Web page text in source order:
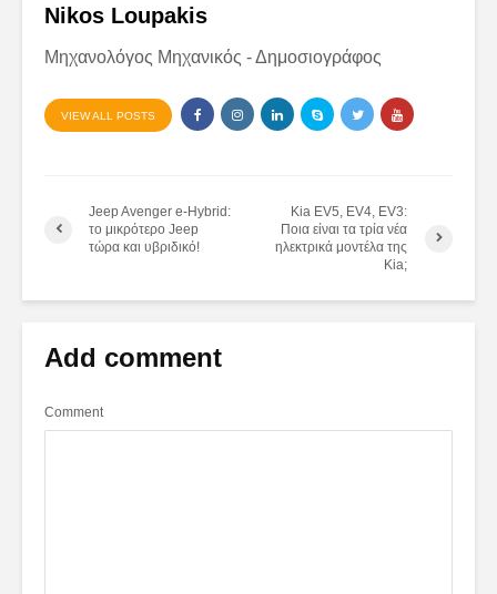
Nikos Loupakis
Μηχανολόγος Μηχανικός - Δημοσιογράφος
VIEW ALL POSTS
Jeep Avenger e-Hybrid:
το μικρότερο Jeep
τώρα και υβριδικό!
Kia EV5, EV4, EV3:
Ποια είναι τα τρία νέα
ηλεκτρικά μοντέλα της
Kia;
Add comment
Comment